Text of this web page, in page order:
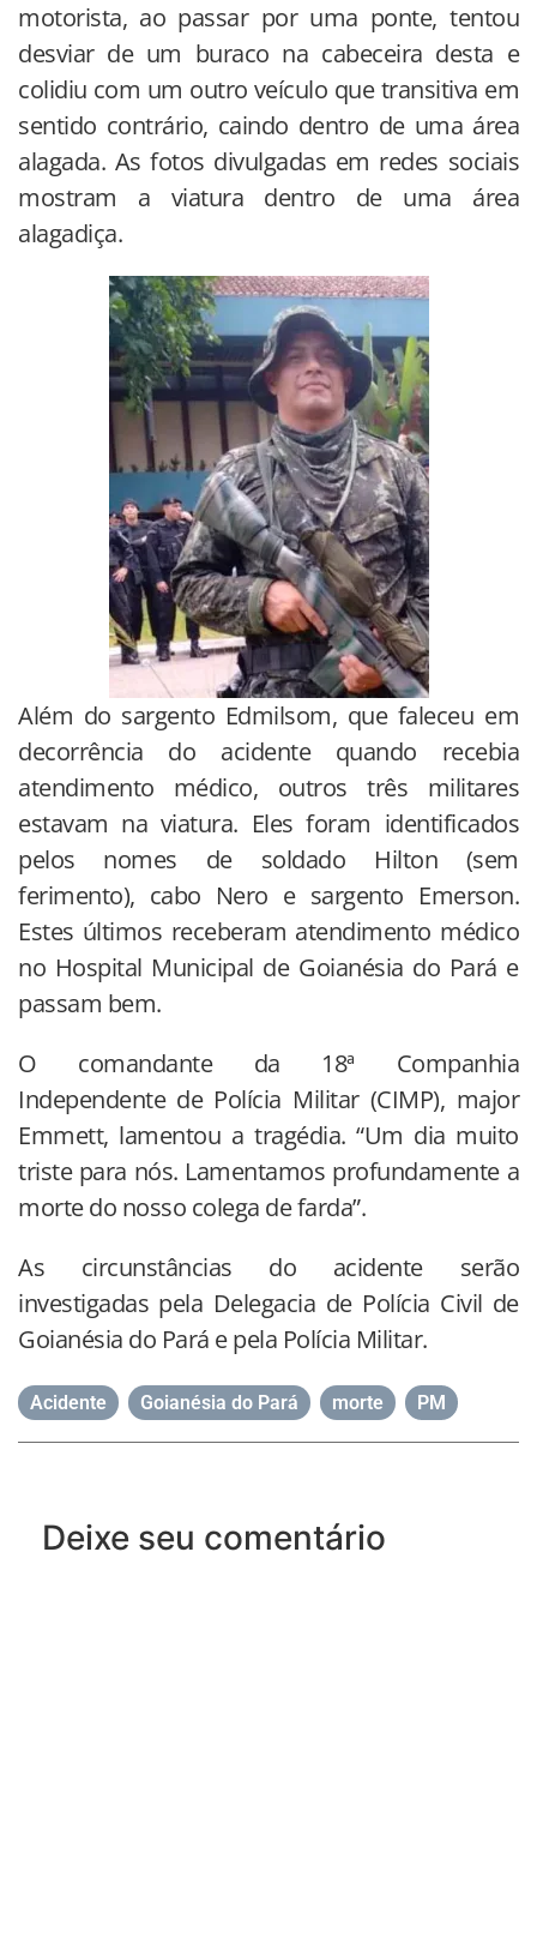
motorista, ao passar por uma ponte, tentou
desviar de um buraco na cabeceira desta e
colidiu com um outro veículo que transitiva em
sentido contrário, caindo dentro de uma área
alagada. As fotos divulgadas em redes sociais
mostram a viatura dentro de uma área
alagadiça.
Além do sargento Edmilsom, que faleceu em
decorrência do acidente quando recebia
atendimento médico, outros três militares
estavam na viatura. Eles foram identificados
pelos nomes de soldado Hilton (sem
ferimento), cabo Nero e sargento Emerson.
Estes últimos receberam atendimento médico
no Hospital Municipal de Goianésia do Pará e
passam bem.
O comandante da 18ª Companhia
Independente de Polícia Militar (CIMP), major
Emmett, lamentou a tragédia. “Um dia muito
triste para nós. Lamentamos profundamente a
morte do nosso colega de farda”.
As circunstâncias do acidente serão
investigadas pela Delegacia de Polícia Civil de
Goianésia do Pará e pela Polícia Militar.
Acidente Goianésia do Pará morte PM
Deixe seu comentário